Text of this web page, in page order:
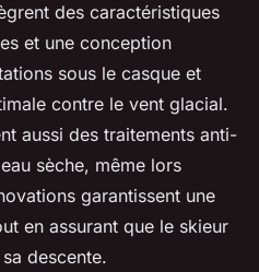
des caractéristiques
et une conception
sous le casque et
contre le vent glacial.
aussi des traitements anti-
sèche, même lors
garantissent une
en assurant que le skieur
descente.